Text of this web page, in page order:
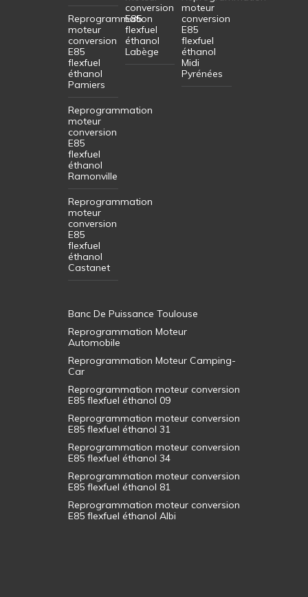
Reprogrammation
moteur
conversion
E85
flexfuel
éthanol
Pamiers
Reprogrammation
moteur
conversion
E85
flexfuel
éthanol
Ramonville
Reprogrammation
moteur
conversion
E85
flexfuel
éthanol
Castanet
conversion
E85
flexfuel
éthanol
Labège
moteur
conversion
E85
flexfuel
éthanol
Midi
Pyrénées
Banc De Puissance Toulouse
Reprogrammation Moteur
Automobile
Reprogrammation Moteur Camping-
Car
Reprogrammation moteur conversion
E85 flexfuel éthanol 09
Reprogrammation moteur conversion
E85 flexfuel éthanol 31
Reprogrammation moteur conversion
E85 flexfuel éthanol 34
Reprogrammation moteur conversion
E85 flexfuel éthanol 81
Reprogrammation moteur conversion
E85 flexfuel éthanol Albi